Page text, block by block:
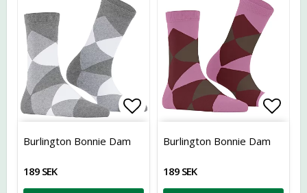
Lägg till i favoritlistan
Burlington Bonnie Dam
189 SEK
Burlington Bonnie Dam
189 SEK